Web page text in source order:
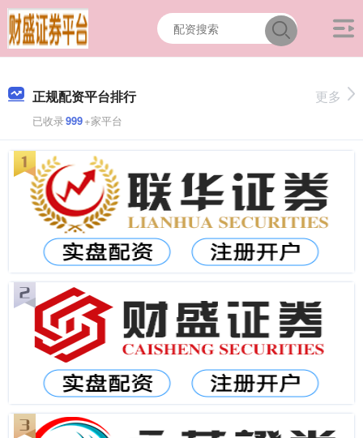
正规配资平台排行
已收录999+家平台
更多